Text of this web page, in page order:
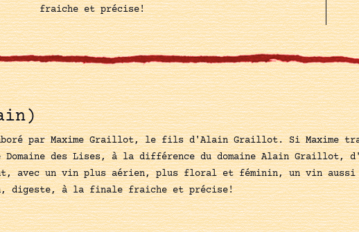
fraiche et précise!
par Maxime Graillot, le fils d'Alain Graillot. Si Maxime
des Lises, à la différence du domaine Alain Graillot,
avec un vin plus aérien, plus floral et féminin, un vin aussi
digeste, à la finale fraiche et précise!